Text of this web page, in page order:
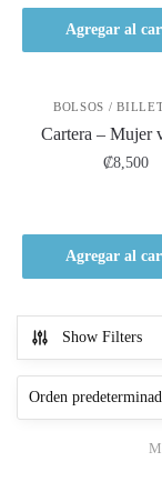
Agregar al
BOLSOS /
Cartera – Mujer
₡8,500
Agregar al
Show Filters